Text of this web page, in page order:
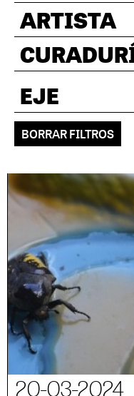
ARTISTA
EJE
BORRAR FILTROS
20-03-2024